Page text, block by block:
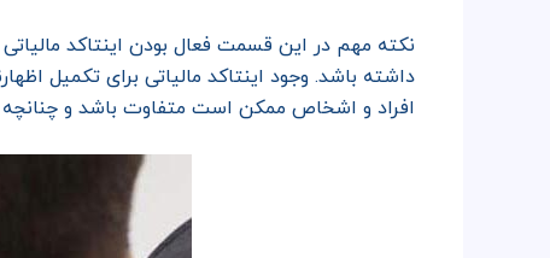
نکته مهم در این قسمت فعال بودن اینتاکد
داشته باشد. وجود اینتاکد مالیاتی برای تکمیل
افراد و اشخاص ممکن است متفاوت باشد و چنانچه